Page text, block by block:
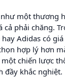
một thương
phải chăng.
Adidas có
hợp lý hơn
chiến lược
đầy khắc nghiệt.